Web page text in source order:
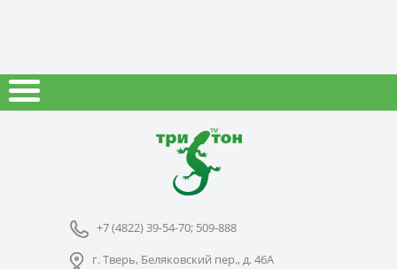
+7 (4822) 39-54-70; 509-888
г. Тверь, Беляковский пер., д. 46А